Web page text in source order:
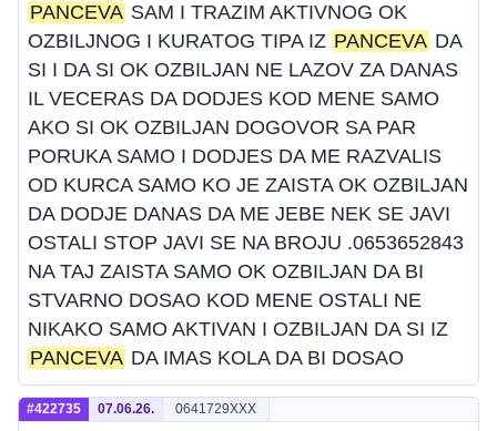
PANCEVA SAM I TRAZIM AKTIVNOG OK
OZBILJNOG I KURATOG TIPA IZ PANCEVA DA
SI I DA SI OK OZBILJAN NE LAZOV ZA DANAS
IL VECERAS DA DODJES KOD MENE SAMO
AKO SI OK OZBILJAN DOGOVOR SA PAR
PORUKA SAMO I DODJES DA ME RAZVALIS
OD KURCA SAMO KO JE ZAISTA OK OZBILJAN
DA DODJE DANAS DA ME JEBE NEK SE JAVI
OSTALI STOP JAVI SE NA BROJU .0653652843
NA TAJ ZAISTA SAMO OK OZBILJAN DA BI
STVARNO DOSAO KOD MENE OSTALI NE
NIKAKO SAMO AKTIVAN I OZBILJAN DA SI IZ
PANCEVA DA IMAS KOLA DA BI DOSAO
#422735 07.06.26. 0641729XXX